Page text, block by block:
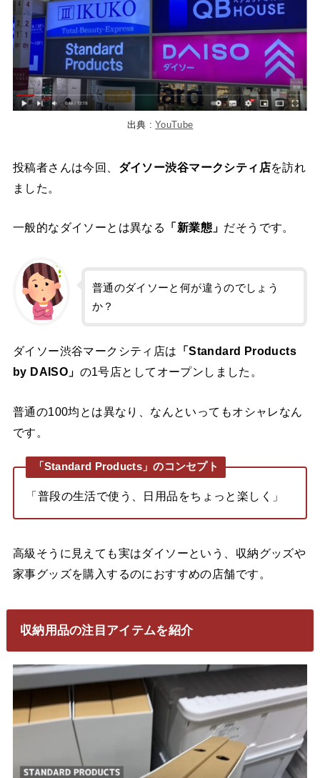
出典 :YouTube
投稿者さんは今回、 ダイソー渋谷マークシティ店を訪れ
ました。
一般的なダイソーとは異なる 「新業態」 だそうです。
普通のダイソーと何が違うのでしょう
か？
ダイソー渋谷マークシティ店は 「Standard Products
by DAISO」 の1号店としてオープンしました。
普通の100均とは異なり、なんといってもオシャレなん
です。
「Standard Products」のコンセプト
「普段の⽣活で使う、⽇⽤品をちょっと楽しく」
高級そうに見えても実はダイソーという、収納グッズや
家事グッズを購入するのにおすすめの店舗です。
収納用品の注目アイテムを紹介